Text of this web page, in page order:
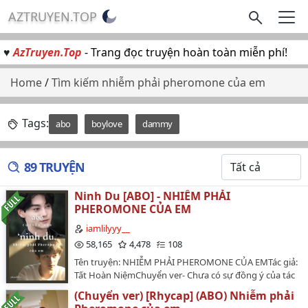
AZTRUYEN.TOP
♥AzTruyen.Top - Trang đọc truyện hoàn toàn miễn phí!
Home/Tìm kiếm nhiễm phải pheromone của em
Tags: abo boylove dammy
89 TRUYỆN
Ninh Du [ABO] - NHIỄM PHẢI
PHEROMONE CỦA EM
iamlilyyy__
58,165
4,478
108
Tên truyện: NHIỄM PHẢI PHEROMONE CỦA EMTác giả:
Tất Hoàn NiệmChuyển ver- Chưa có sự đồng ý của tác
giả - Giới thiệu: Tương lai giả tưởng, ABO, ngọt văn,
vườn trường, cường x cường, băng sơn phúc hắc nam
(Chuyển ver) [Rhycap] (ABO) Nhiễm phải